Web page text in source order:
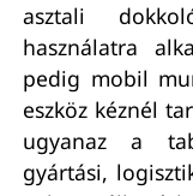
asztali
használatra
pedig mobil
eszköz kéznél
ugyanaz a
gyártási,